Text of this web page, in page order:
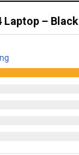
Laptop – Black